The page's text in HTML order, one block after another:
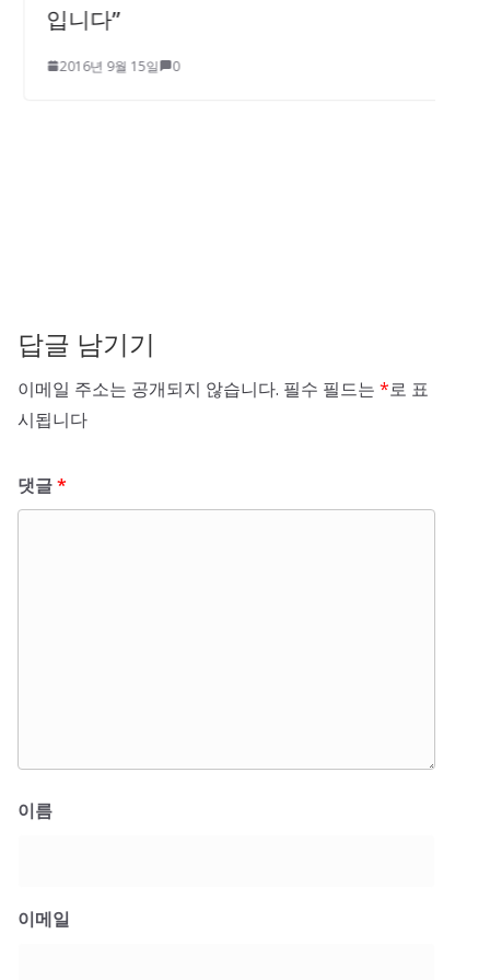
입니다”
2016년 9월 15일 0
답글 남기기
이메일 주소는 공개되지 않습니다. 필수 필드는 *로 표
시됩니다
댓글*
이름
이메일